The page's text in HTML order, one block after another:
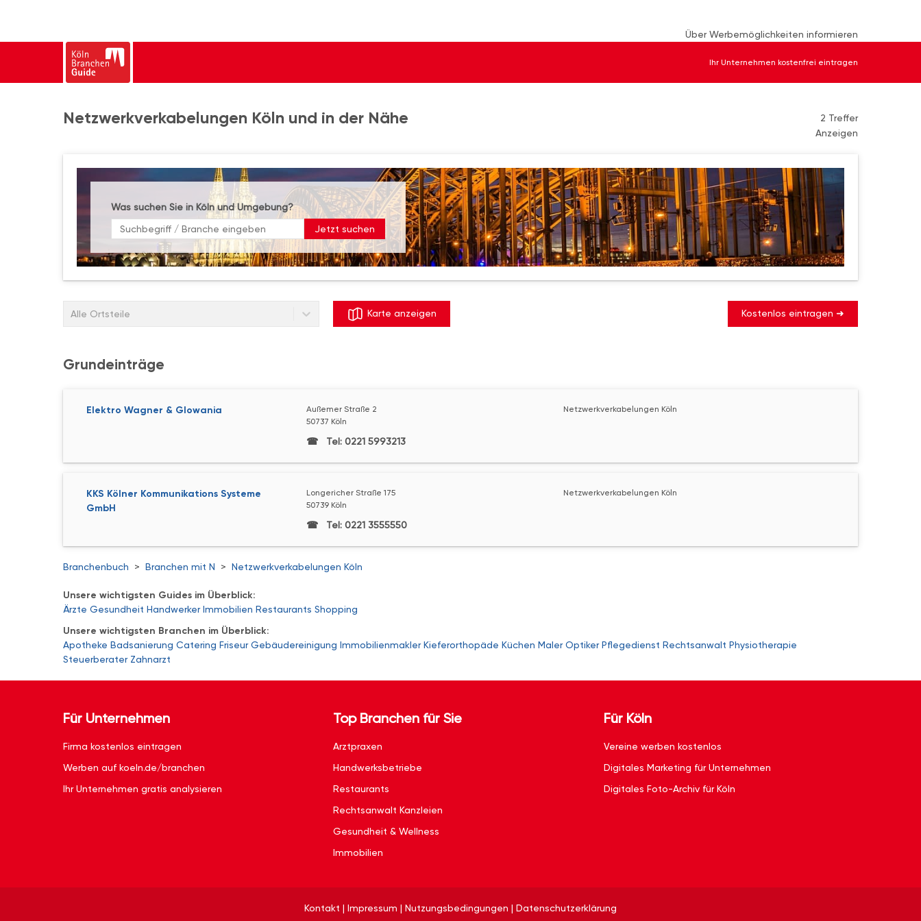
Über Werbemöglichkeiten informieren
Ihr Unternehmen kostenfrei eintragen
Netzwerkverkabelungen Köln und in der Nähe
2 Treffer
Anzeigen
Was suchen Sie in Köln und Umgebung?
Jetzt suchen
Alle Ortsteile Karte anzeigen Kostenlos eintragen ➜
Grundeinträge
Elektro Wagner & Glowania
Außemer Straße 2
50737 Köln
Tel: 0221 5993213
Netzwerkverkabelungen Köln
KKS Kölner Kommunikations Systeme
GmbH
Longericher Straße 175
50739 Köln
Tel: 0221 3555550
Netzwerkverkabelungen Köln
Branchenbuch > Branchen mit N > Netzwerkverkabelungen Köln
Unsere wichtigsten Guides im Überblick:
Ärzte Gesundheit Handwerker Immobilien Restaurants Shopping
Unsere wichtigsten Branchen im Überblick:
Apotheke Badsanierung Catering Friseur Gebäudereinigung Immobilienmakler Kieferorthopäde Küchen Maler Optiker Pflegedienst Rechtsanwalt Physiotherapie
Steuerberater Zahnarzt
Für Unternehmen
Firma kostenlos eintragen
Werben auf koeln.de/branchen
Ihr Unternehmen gratis analysieren
Top Branchen für Sie
Arztpraxen
Handwerksbetriebe
Restaurants
Rechtsanwalt Kanzleien
Gesundheit & Wellness
Immobilien
Für Köln
Vereine werben kostenlos
Digitales Marketing für Unternehmen
Digitales Foto-Archiv für Köln
Kontakt | Impressum | Nutzungsbedingungen | Datenschutzerklärung